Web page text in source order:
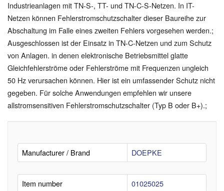
Industrieanlagen mit TN-S-, TT- und TN-C-S-Netzen. In IT-
Netzen können Fehlerstromschutzschalter dieser Baureihe zur
Abschaltung im Falle eines zweiten Fehlers vorgesehen werden.;
Ausgeschlossen ist der Einsatz in TN-C-Netzen und zum Schutz
von Anlagen. in denen elektronische Betriebsmittel glatte
Gleichfehlerströme oder Fehlerströme mit Frequenzen ungleich
50 Hz verursachen können. Hier ist ein umfassender Schutz nicht
gegeben. Für solche Anwendungen empfehlen wir unsere
allstromsensitiven Fehlerstromschutzschalter (Typ B oder B+).;
Manufacturer / Brand DOEPKE
Item number 01025025